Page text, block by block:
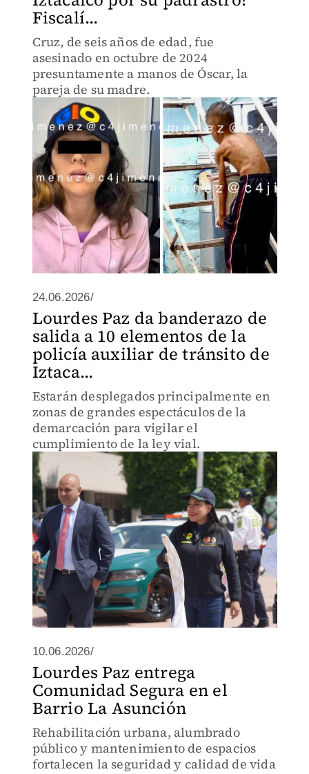
Fiscalí...
Cruz, de seis años de edad, fue
asesinado en octubre de 2024
presuntamente a manos de Óscar, la
pareja de su madre.
24.06.2026/
Lourdes Paz da banderazo de
salida a 10 elementos de la
policía auxiliar de tránsito de
Iztaca...
Estarán desplegados principalmente en
zonas de grandes espectáculos de la
demarcación para vigilar el
cumplimiento de la ley vial.
10.06.2026/
Lourdes Paz entrega
Comunidad Segura en el
Barrio La Asunción
Rehabilitación urbana, alumbrado
público y mantenimiento de espacios
fortalecen la seguridad y calidad de vida